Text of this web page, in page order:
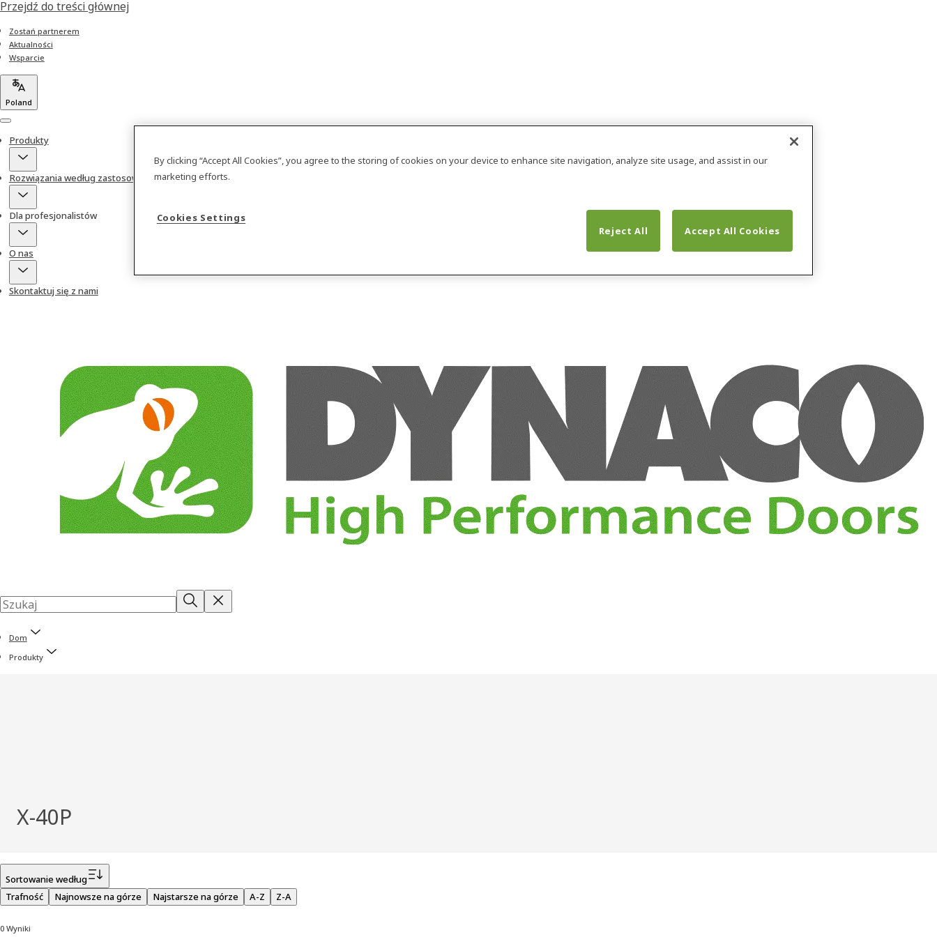
Przejdź do treści głównej
Zostań partnerem
Aktualności
Wsparcie
Poland
Menu
Produkty
Rozwiązania według zastosowań
Dla profesjonalistów
O nas
Skontaktuj się z nami
Dom
Produkty
X‑40P
Sortowanie według
Trafność
Najnowsze na górze Najstarsze na górze A-Z Z-A
0 Wyniki
By clicking “Accept All Cookies”, you agree to the storing of cookies on your device to enhance site navigation, analyze site usage, and assist in our
marketing efforts.
Cookies Settings
Reject All
Accept All Cookies